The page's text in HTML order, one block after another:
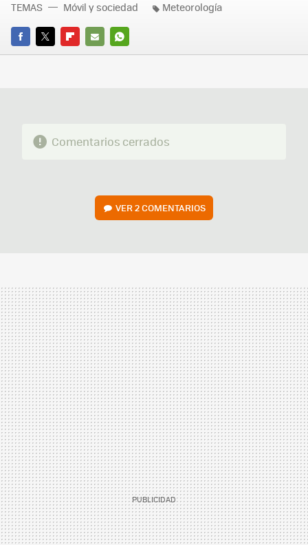
FACEBOOK
TWITTERFLIPBOARD
E-
WHATSAPP
TEMAS Móvil y sociedad Meteorología
Comentarios cerrados
VER2 COMENTARIOS